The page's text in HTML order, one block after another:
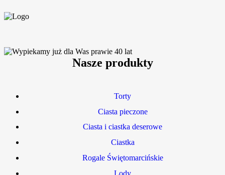
Nasze produkty
Torty
Ciasta pieczone
Ciasta i ciastka deserowe
Ciastka
Rogale Świętomarcińskie
Lody